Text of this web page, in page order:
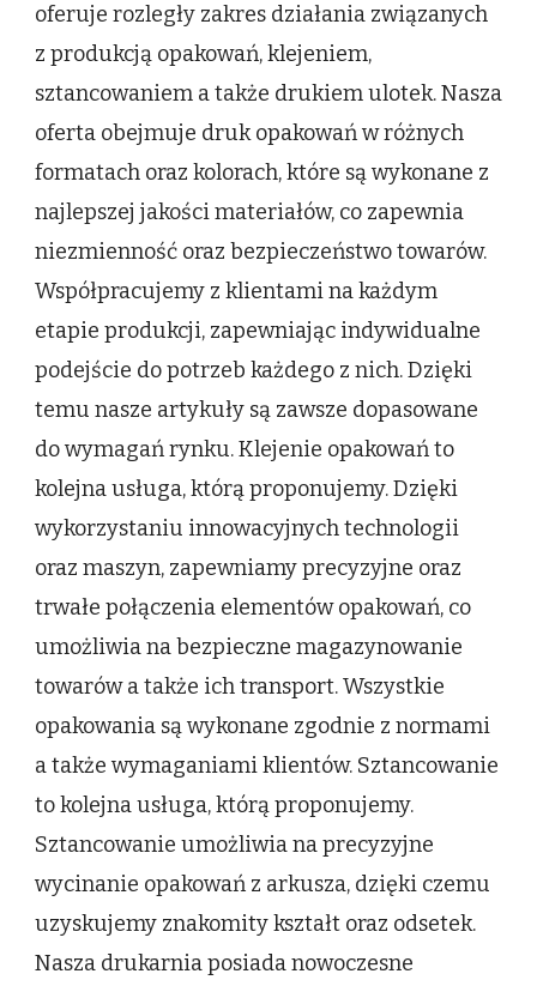
oferuje rozległy zakres działania związanych
z produkcją opakowań, klejeniem,
sztancowaniem a także drukiem ulotek. Nasza
oferta obejmuje druk opakowań w różnych
formatach oraz kolorach, które są wykonane z
najlepszej jakości materiałów, co zapewnia
niezmienność oraz bezpieczeństwo towarów.
Współpracujemy z klientami na każdym
etapie produkcji, zapewniając indywidualne
podejście do potrzeb każdego z nich. Dzięki
temu nasze artykuły są zawsze dopasowane
do wymagań rynku. Klejenie opakowań to
kolejna usługa, którą proponujemy. Dzięki
wykorzystaniu innowacyjnych technologii
oraz maszyn, zapewniamy precyzyjne oraz
trwałe połączenia elementów opakowań, co
umożliwia na bezpieczne magazynowanie
towarów a także ich transport. Wszystkie
opakowania są wykonane zgodnie z normami
a także wymaganiami klientów. Sztancowanie
to kolejna usługa, którą proponujemy.
Sztancowanie umożliwia na precyzyjne
wycinanie opakowań z arkusza, dzięki czemu
uzyskujemy znakomity kształt oraz odsetek.
Nasza drukarnia posiada nowoczesne